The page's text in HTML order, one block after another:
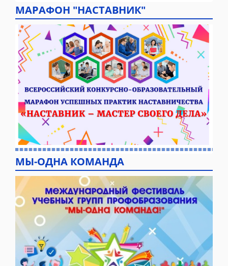
МАРАФОН "НАСТАВНИК"
МЫ-ОДНА КОМАНДА